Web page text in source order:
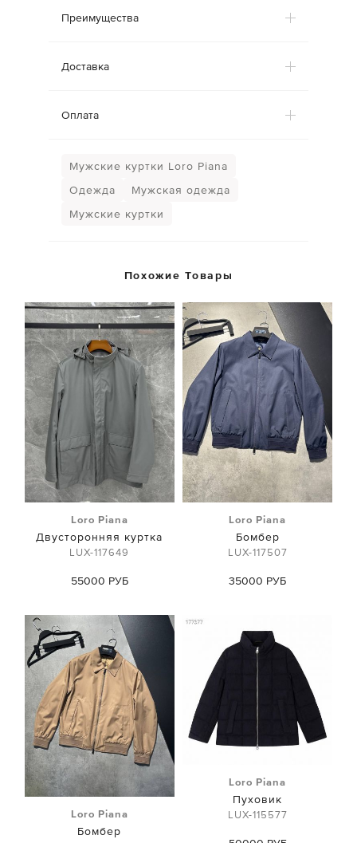
Преимущества
Доставка
Оплата
Мужские куртки Loro Piana
Одежда
Мужская одежда
Мужские куртки
Похожие Товары
Loro Piana
Двусторонняя куртка
LUX-117649
55000 РУБ
Loro Piana
Бомбер
LUX-117507
35000 РУБ
Loro Piana
Бомбер
Loro Piana
Пуховик
LUX-115577